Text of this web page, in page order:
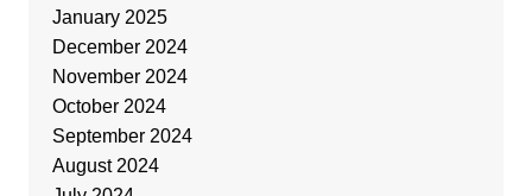
January 2025
December 2024
November 2024
October 2024
September 2024
August 2024